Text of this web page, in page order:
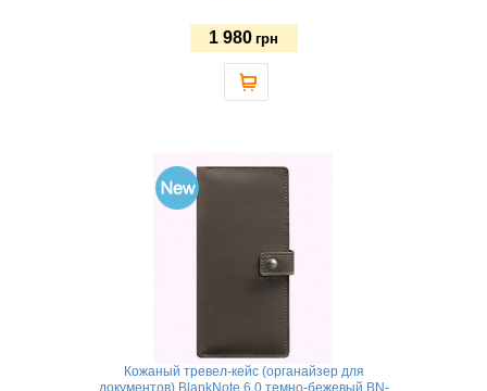
1 980 грн
Кожаный тревел-кейс (органайзер для
документов) BlankNote 6.0 темно-бежевый BN-